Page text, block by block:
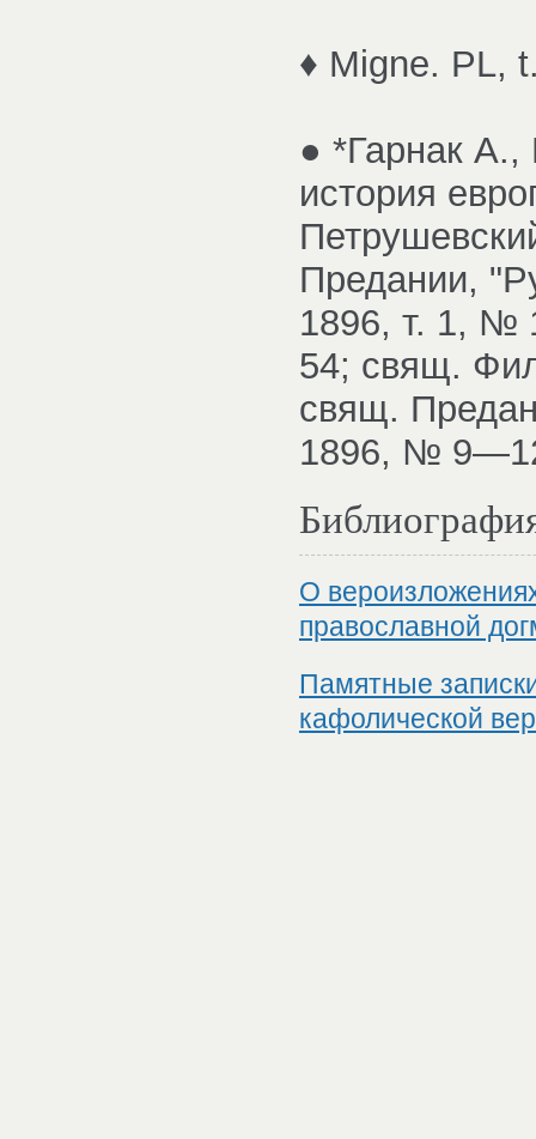
♦ Migne. PL,
● *Гарнак
история
Предании,
1896, т. 1, №
54; свящ.
свящ.
1896, №
О
православной
Памятные
кафолической